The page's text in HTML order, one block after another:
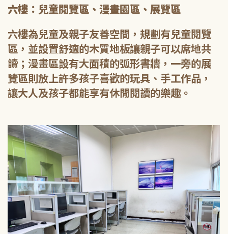
六樓：兒童閱覽區、漫畫園區、展覽區
六樓為兒童及親子友善空間，規劃有兒童閱覽
區，並設置舒適的木質地板讓親子可以席地共
讀；漫畫區設有大面積的弧形書牆，一旁的展
覽區則放上許多孩子喜歡的玩具、手工作品，
讓大人及孩子都能享有休閒閱讀的樂趣。